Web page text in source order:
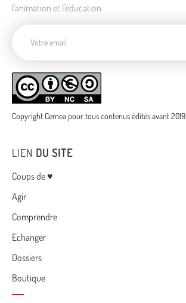
l'animation et l'éducation
Copyright Cemea pour tous contenus édités avant 2019
LIEN DU SITE
Menu
Coups de ♥
Agir
Comprendre
Echanger
Dossiers
Boutique